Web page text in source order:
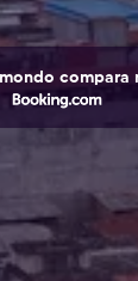
compara